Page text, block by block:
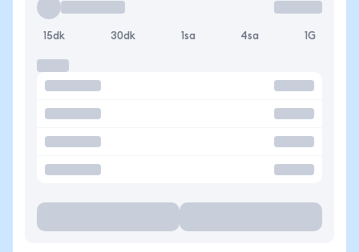
15dk 30dk 1sa 4sa 1G